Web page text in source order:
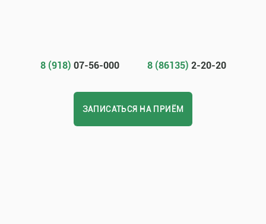
8 (918) 07-56-000 8 (86135) 2-20-20
ЗАПИСАТЬСЯ НА ПРИЁМ